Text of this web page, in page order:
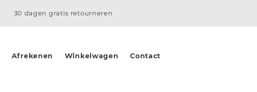
30 dagen gratis retourneren
Afrekenen Winkelwagen Contact